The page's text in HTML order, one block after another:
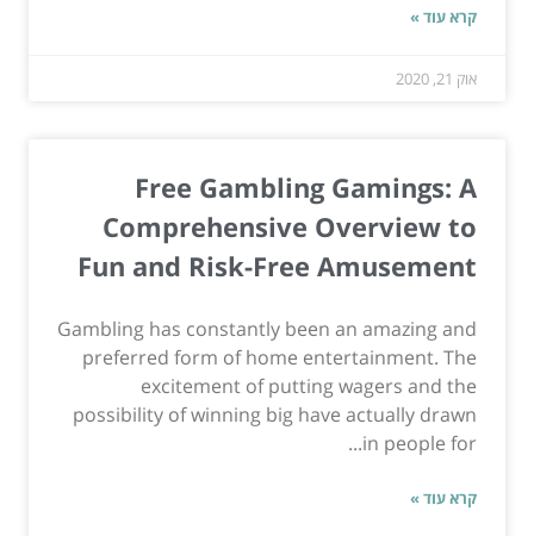
קרא עוד »
אוק 21, 2020
Free Gambling Gamings: A
Comprehensive Overview to
Fun and Risk-Free Amusement
Gambling has constantly been an amazing and
preferred form of home entertainment. The
excitement of putting wagers and the
possibility of winning big have actually drawn
in people for...
קרא עוד »